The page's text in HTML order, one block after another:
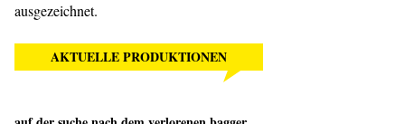
ausgezeichnet.
AKTUELLE PRODUKTIONEN